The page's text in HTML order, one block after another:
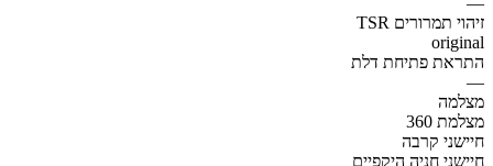
זיהוי תמרורים TSR
original
התראת פתיחת דלת
—
מצלמה
מצלמת 360
חיישני קרבה
חיישני חניה היקפיים